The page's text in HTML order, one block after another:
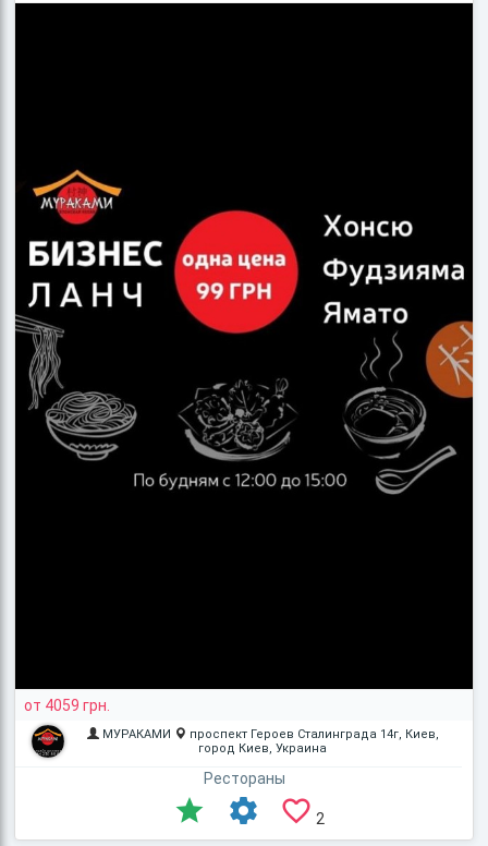
от 4059 грн.
МУРАКАМИ
проспект Героев Сталинграда 14г, Киев,
город Киев, Украина
Рестораны
2